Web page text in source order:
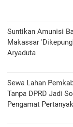
Suntikan Amunisi
Makassar
Aryaduta
Sewa Lahan
Tanpa DPRD Jadi
Pengamat